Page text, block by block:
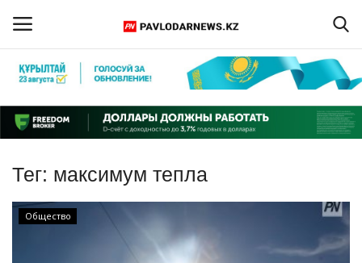
Регистрация
Главная
Обратная связь
ПАВЛОДАРСКАЯ ОБЛАСТЬ
Тег: максимум тепла
Общество